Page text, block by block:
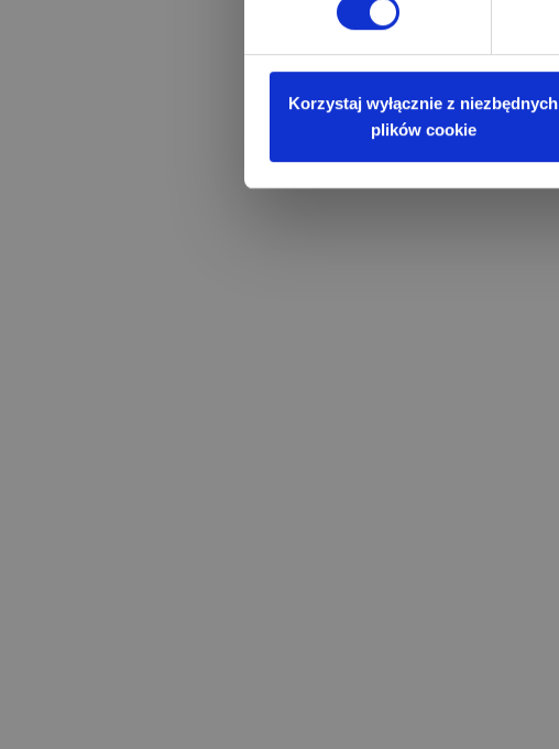
Korzystaj wyłącznie z niezbędnych
plików cookie